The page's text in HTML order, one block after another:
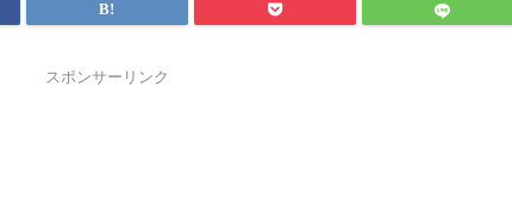
スポンサーリンク